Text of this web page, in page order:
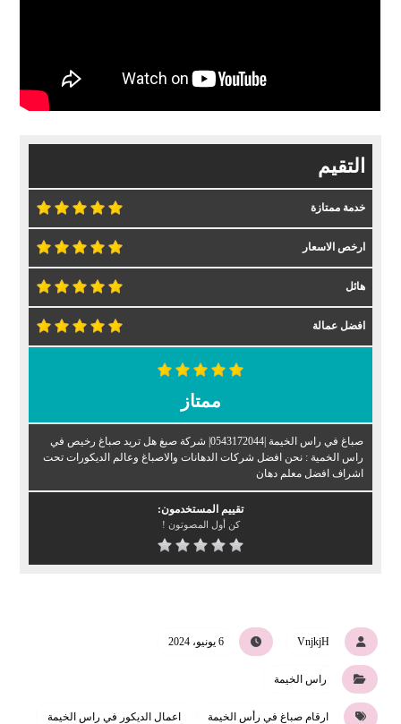
التقيم
خدمة ممتازة
ارخص الاسعار
هائل
افضل عمالة
ممتاز
صباغ في راس الخيمة |0543172044| شركة صبغ هل تريد صباغ رخيص في
راس الخمية : نحن افضل شركات الدهانات والاصباغ وعالم الديكورات تحت
اشراف افضل معلم دهان
تقييم المستخدمون:
كن أول المصوتون !
VnjkjH 6 يونيو، 2024
راس الخيمة
ارقام صباغ في رأس الخيمة اعمال الديكور في راس الخيمة